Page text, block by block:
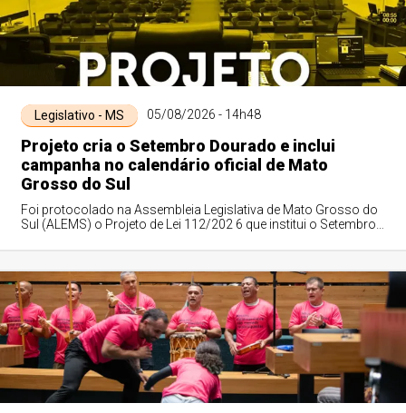
Legislativo - MS 05/08/2026 - 14h48
Projeto cria o Setembro Dourado e inclui
campanha no calendário oficial de Mato
Grosso do Sul
Foi protocolado na Assembleia Legislativa de Mato Grosso do
Sul (ALEMS) o Projeto de Lei 112/202 6 que institui o Setembro